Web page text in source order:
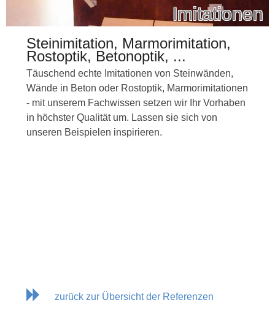
Imitationen
Steinimitation, Marmorimitation,
Rostoptik, Betonoptik, ...
Täuschend echte Imitationen von Steinwänden,
Wände in Beton oder Rostoptik, Marmorimitationen
- mit unserem Fachwissen setzen wir Ihr Vorhaben
in höchster Qualität um. Lassen sie sich von
unseren Beispielen inspirieren.
zurück zur Übersicht der Referenzen